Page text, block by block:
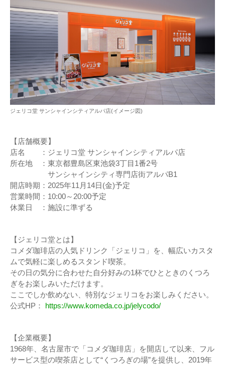
ジェリコ堂 サンシャインシティアルパ店(イメージ図)
【店舗概要】
店名 ：ジェリコ堂 サンシャインシティアルパ店
所在地 ：東京都豊島区東池袋3丁目1番2号
サンシャインシティ専門店街アルパB1
開店時期：2025年11月14日(金)予定
営業時間：10:00～20:00予定
休業日 ：施設に準ずる
【ジェリコ堂とは】
コメダ珈琲店の人気ドリンク「ジェリコ」を、幅広いカスタ
ムで気軽に楽しめるスタンド喫茶。
その日の気分に合わせた自分好みの1杯でひとときのくつろ
ぎをお楽しみいただけます。
ここでしか飲めない、特別なジェリコをお楽しみください。
公式HP： https://www.komeda.co.jp/jelycodo/
【企業概要】
1968年、名古屋市で「コメダ珈琲店」を開店して以来、フル
サービス型の喫茶店として“くつろぎの場”を提供し、2019年